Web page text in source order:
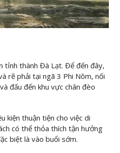
tỉnh thành Đà Lạt. Để đến đây,
rẽ phải tại ngã 3 Phi Nôm, nối
đấu đến khu vực chân đèo
kiện thuận tiện cho việc di
có thể thỏa thích tận hưởng
biệt là vào buổi sớm.